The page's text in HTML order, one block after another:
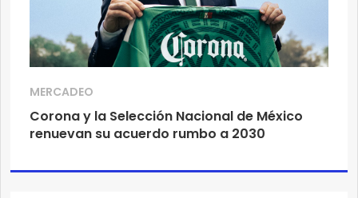
MERCADEO
Corona y la Selección Nacional de México
renuevan su acuerdo rumbo a 2030